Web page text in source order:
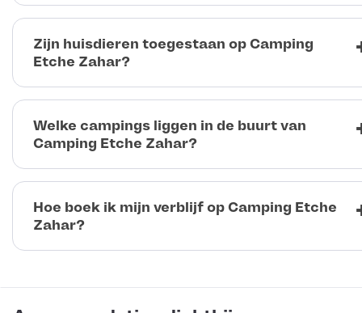
Zijn huisdieren toegestaan op Camping
Etche Zahar?
Welke campings liggen in de buurt van
Camping Etche Zahar?
Hoe boek ik mijn verblijf op Camping Etche
Zahar?